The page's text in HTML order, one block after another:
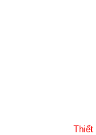
Thiết